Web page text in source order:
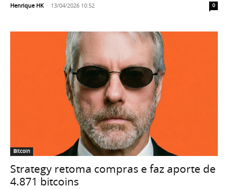
Henrique HK - 13/04/2026 10:52 0
Bitcoin
Strategy retoma compras e faz aporte de
4.871 bitcoins